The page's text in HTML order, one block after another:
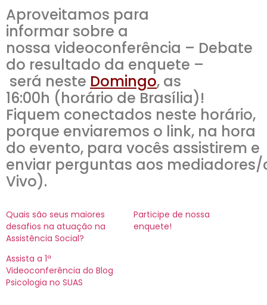
Aproveitamos para
informar sobre a
nossa videoconferência – Debate
do resultado da enquete –
será neste Domingo, as
16:00h (horário de Brasília)!
Fiquem conectados neste horário,
porque enviaremos o link, na hora
do evento, para vocês assistirem e
enviar perguntas aos
Vivo).
Quais são seus maiores
desafios na atuação na
Assistência Social?
Participe de nossa
enquete!
Assista a 1ª
Videoconferência do Blog
Psicologia no SUAS